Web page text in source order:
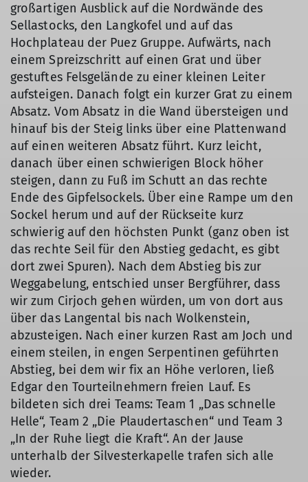
großartigen Ausblick auf die Nordwände des
Sellastocks, den Langkofel und auf das
Hochplateau der Puez Gruppe. Aufwärts, nach
einem Spreizschritt auf einen Grat und über
gestuftes Felsgelände zu einer kleinen Leiter
aufsteigen. Danach folgt ein kurzer Grat zu einem
Absatz. Vom Absatz in die Wand übersteigen und
hinauf bis der Steig links über eine Plattenwand
auf einen weiteren Absatz führt. Kurz leicht,
danach über einen schwierigen Block höher
steigen, dann zu Fuß im Schutt an das rechte
Ende des Gipfelsockels. Über eine Rampe um den
Sockel herum und auf der Rückseite kurz
schwierig auf den höchsten Punkt (ganz oben ist
das rechte Seil für den Abstieg gedacht, es gibt
dort zwei Spuren). Nach dem Abstieg bis zur
Weggabelung, entschied unser Bergführer, dass
wir zum Cirjoch gehen würden, um von dort aus
über das Langental bis nach Wolkenstein,
abzusteigen. Nach einer kurzen Rast am Joch und
einem steilen, in engen Serpentinen geführten
Abstieg, bei dem wir fix an Höhe verloren, ließ
Edgar den Tourteilnehmern freien Lauf. Es
bildeten sich drei Teams: Team 1 „Das schnelle
Helle“, Team 2 „Die Plaudertaschen“ und Team 3
„In der Ruhe liegt die Kraft“. An der Jause
unterhalb der Silvesterkapelle trafen sich alle
wieder.